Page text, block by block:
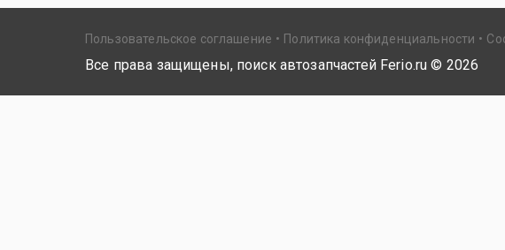
Пользовательское соглашение Политика конфиденциальности
Все права защищены, поиск автозапчастей Ferio.ru © 2026